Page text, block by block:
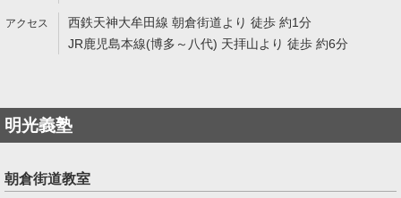
西鉄天神大牟田線 朝倉街道より 徒歩 約1分
JR鹿児島本線(博多～八代) 天拝山より 徒歩 約6分
明光義塾
朝倉街道教室